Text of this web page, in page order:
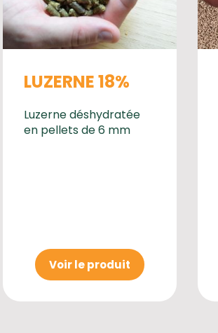
LUZERNE 18%
Luzerne déshydratée
en pellets de 6 mm
Voir le produit